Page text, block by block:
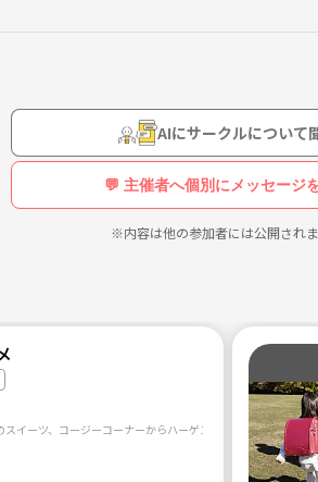
AIにサークルについて
💬 主催者へ個別にメッセージ
※内容は他の参加者には公開され